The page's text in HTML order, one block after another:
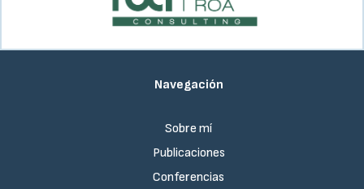
Navegación
Sobre mí
Publicaciones
Conferencias